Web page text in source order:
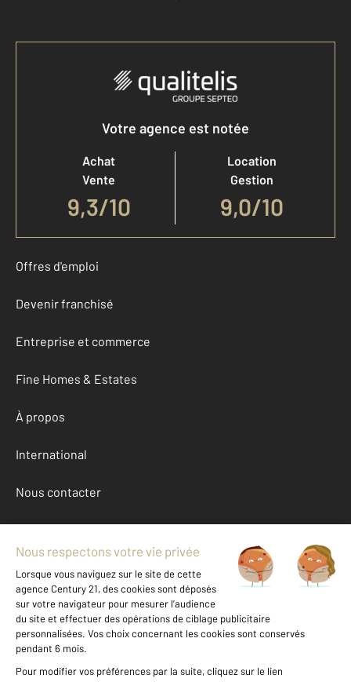
Votre agence est notée
Achat
Vente
9,3/10
Location
Gestion
9,0/10
Offres d'emploi
Devenir franchisé
Entreprise et commerce
Fine Homes & Estates
À propos
International
Nous contacter
Mentions légales & CGU et Barèmes d'honoraires
Données personnelles
Gestionnaire des cookies
Location appartement autour de ARGELES SUR MER (66700)